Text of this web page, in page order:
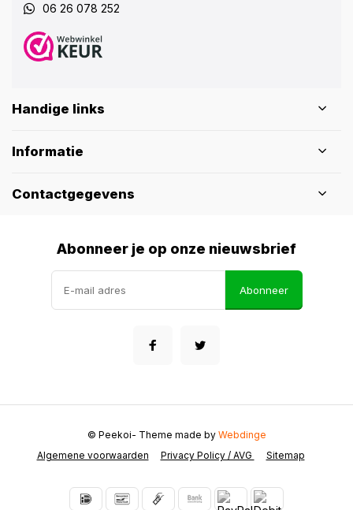
06 26 078 252
Handige links
Informatie
Contactgegevens
Abonneer je op onze nieuwsbrief
Abonneer
Algemene voorwaarden Privacy Policy / AVG Sitemap
© Peekoi- Theme made by Webdinge